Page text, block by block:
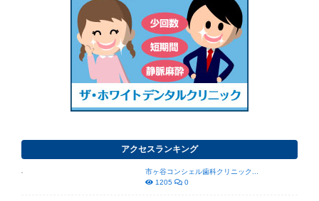
アクセスランキング
市ヶ谷コンシェル歯科クリニック...
1205
0